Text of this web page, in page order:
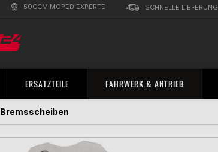
50CCM MOPED EXPERTE SCHNELLE LIEFERUNG
ERSATZTEILE FAHRWERK & ANTRIEB
Bremsscheiben